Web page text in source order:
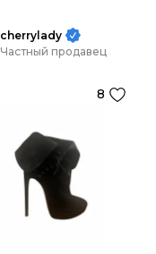
cherrylady
Частный продавец
8